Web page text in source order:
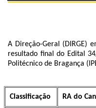
A Direção-Geral (DIRGE)
resultado final do Edital
Politécnico de Bragança
Classificação RA do